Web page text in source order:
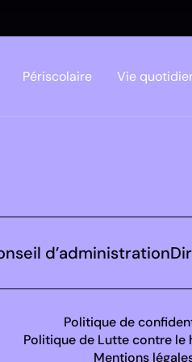
Périscolaire Vie
d’administration
Politique de
Politique de Lutte contre le
Mentions